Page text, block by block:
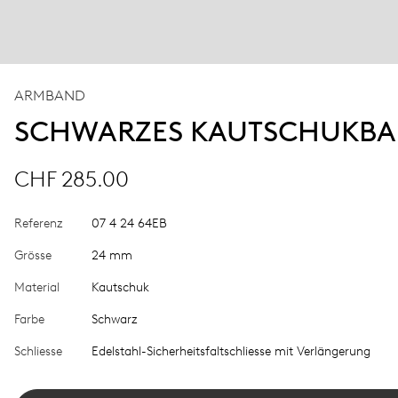
ARMBAND
SCHWARZES
CHF 285.00
Referenz 07 4 24 64EB
Grösse 24 mm
Material Kautschuk
Farbe Schwarz
Schliesse Edelstahl-Sicherheitsfaltschliesse mit Verlängerung